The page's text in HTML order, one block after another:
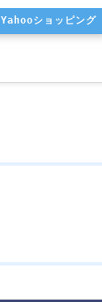
Yahooショッピング